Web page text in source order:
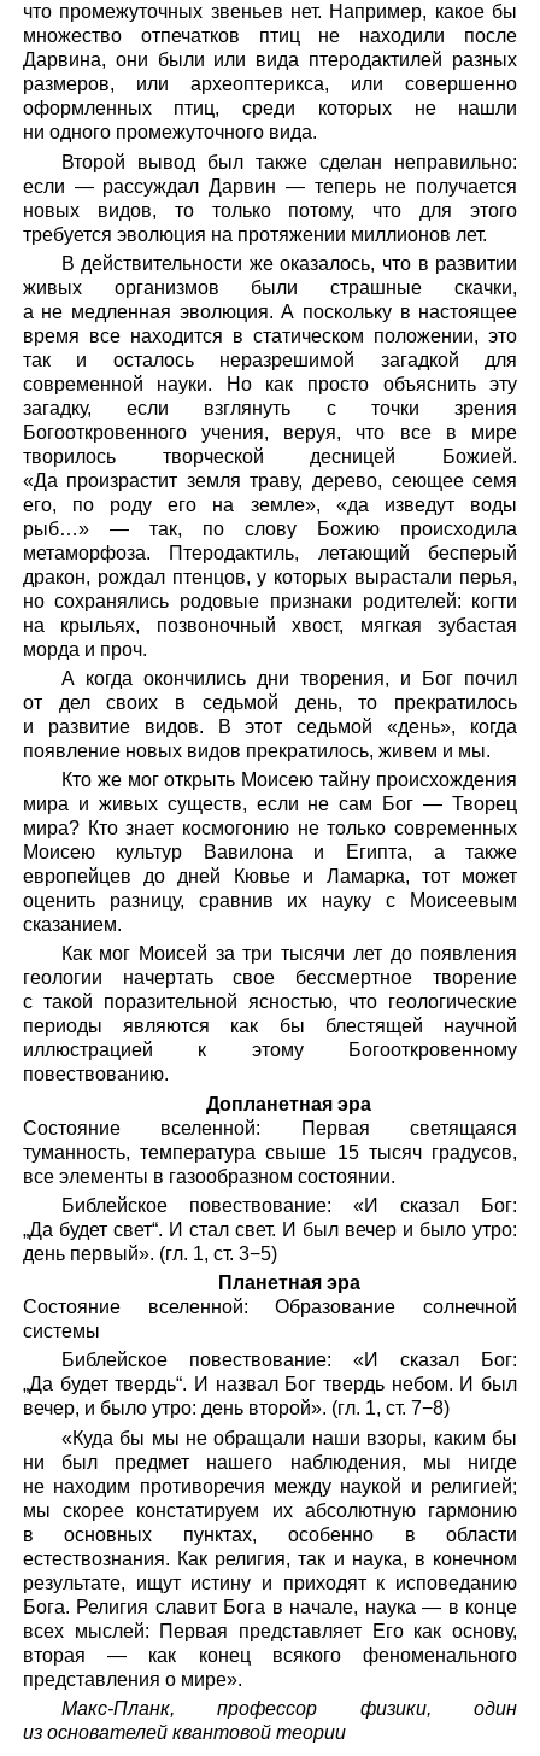
что промежуточных звеньев нет. Например, какое бы
множество отпечатков птиц не находили после
Дарвина, они были или вида птеродактилей разных
размеров, или археоптерикса, или совершенно
оформленных птиц, среди которых не нашли
ни одного промежуточного вида.
Второй вывод был также сделан неправильно:
если — рассуждал Дарвин — теперь не получается
новых видов, то только потому, что для этого
требуется эволюция на протяжении миллионов лет.
В действительности же оказалось, что в развитии
живых организмов были страшные скачки,
а не медленная эволюция. А поскольку в настоящее
время все находится в статическом положении, это
так и осталось неразрешимой загадкой для
современной науки. Но как просто объяснить эту
загадку, если взглянуть с точки зрения
Богооткровенного учения, веруя, что все в мире
творилось творческой десницей Божией.
«Да произрастит земля траву, дерево, сеющее семя
его, по роду его на земле», «да изведут воды
рыб…» — так, по слову Божию происходила
метаморфоза. Птеродактиль, летающий бесперый
дракон, рождал птенцов, у которых вырастали перья,
но сохранялись родовые признаки родителей: когти
на крыльях, позвоночный хвост, мягкая зубастая
морда и проч.
А когда окончились дни творения, и Бог почил
от дел своих в седьмой день, то прекратилось
и развитие видов. В этот седьмой «день», когда
появление новых видов прекратилось, живем и мы.
Кто же мог открыть Моисею тайну происхождения
мира и живых существ, если не сам Бог — Творец
мира? Кто знает космогонию не только современных
Моисею культур Вавилона и Египта, а также
европейцев до дней Кювье и Ламарка, тот может
оценить разницу, сравнив их науку с Моисеевым
сказанием.
Как мог Моисей за три тысячи лет до появления
геологии начертать свое бессмертное творение
с такой поразительной ясностью, что геологические
периоды являются как бы блестящей научной
иллюстрацией к этому Богооткровенному
повествованию.
Допланетная эра
Состояние вселенной: Первая светящаяся
туманность, температура свыше 15 тысяч градусов,
все элементы в газообразном состоянии.
Библейское повествование: «И сказал Бог:
„Да будет свет“. И стал свет. И был вечер и было утро:
день первый». (гл. 1, ст. 3−5)
Планетная эра
Состояние вселенной: Образование солнечной
системы
Библейское повествование: «И сказал Бог:
„Да будет твердь“. И назвал Бог твердь небом. И был
вечер, и было утро: день второй». (гл. 1, ст. 7−8)
«Куда бы мы не обращали наши взоры, каким бы
ни был предмет нашего наблюдения, мы нигде
не находим противоречия между наукой и религией;
мы скорее констатируем их абсолютную гармонию
в основных пунктах, особенно в области
естествознания. Как религия, так и наука, в конечном
результате, ищут истину и приходят к исповеданию
Бога. Религия славит Бога в начале, наука — в конце
всех мыслей: Первая представляет Его как основу,
вторая — как конец всякого феноменального
представления о мире».
Макс-Планк, профессор физики, один
из основателей квантовой теории